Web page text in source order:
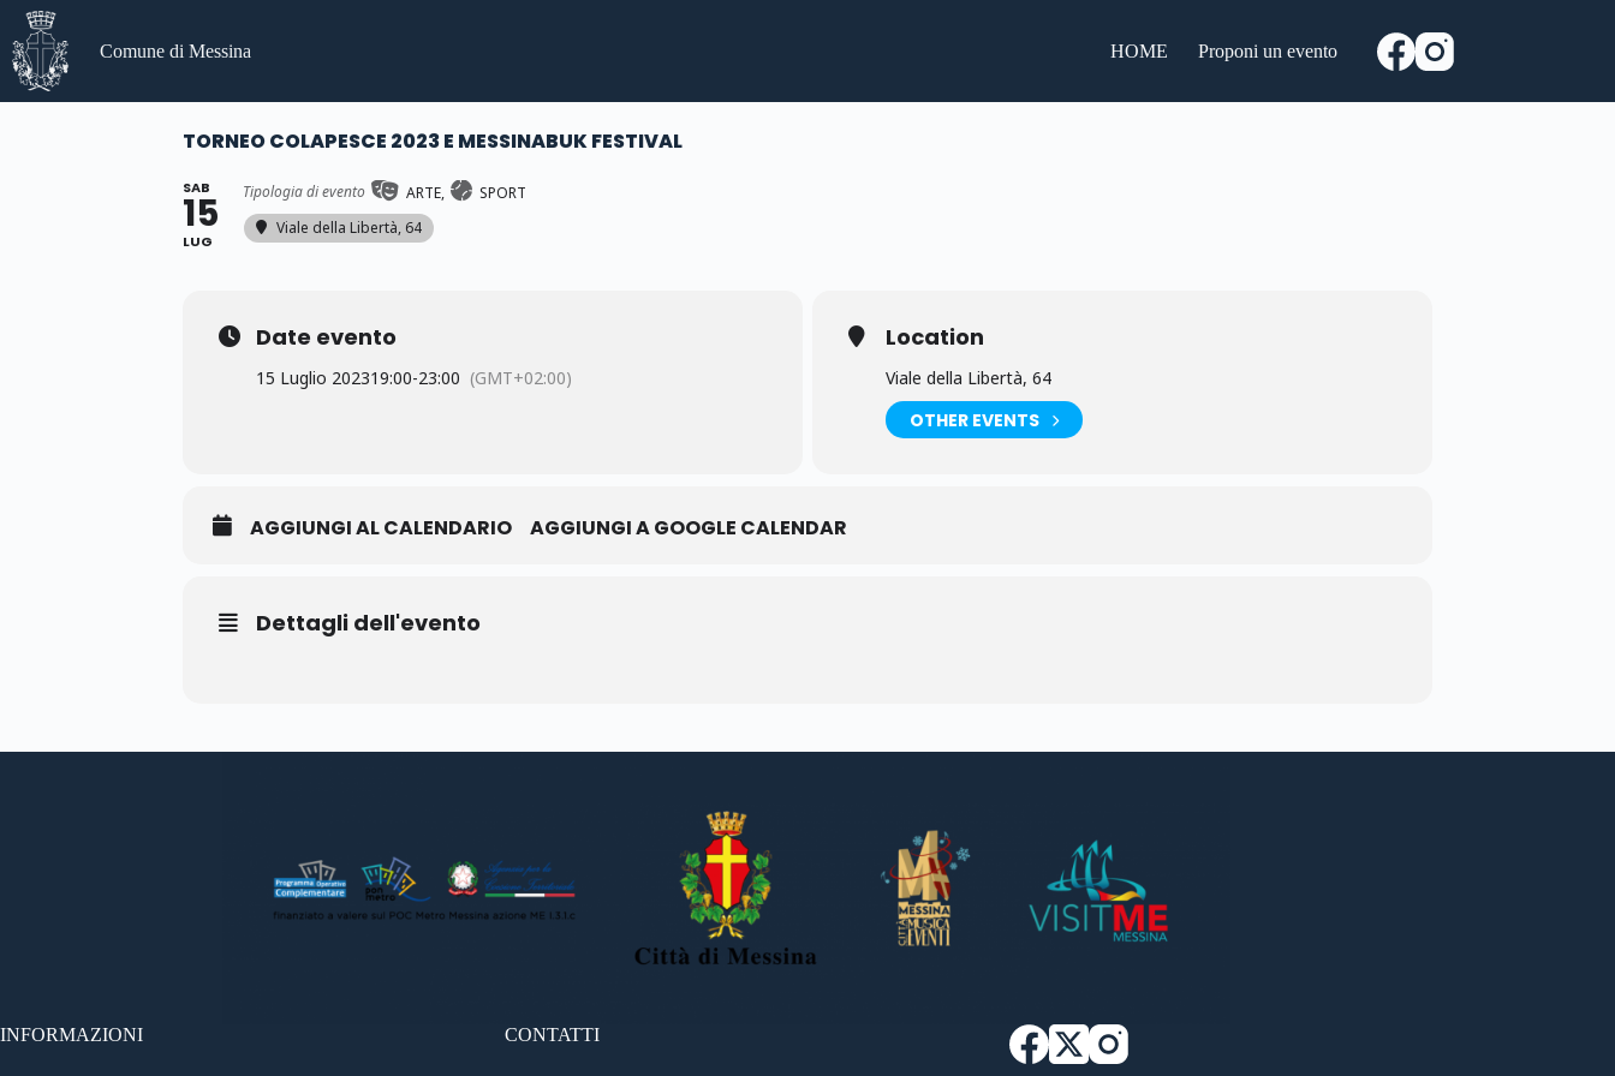
Salta
contenuto
Comune di Messina HOME Proponi un evento
TORNEO COLAPESCE 2023 E MESSINABUK FESTIVAL
SAB
15
LUG
Tipologia di evento ARTE,
SPORT
Viale della Libertà, 64
Date evento
15 Luglio 202319:00-23:00 (GMT+02:00)
Location
Viale della Libertà, 64
OTHER EVENTS
AGGIUNGI AL CALENDARIO AGGIUNGI A GOOGLE CALENDAR
Dettagli dell'evento
INFORMAZIONI CONTATTI